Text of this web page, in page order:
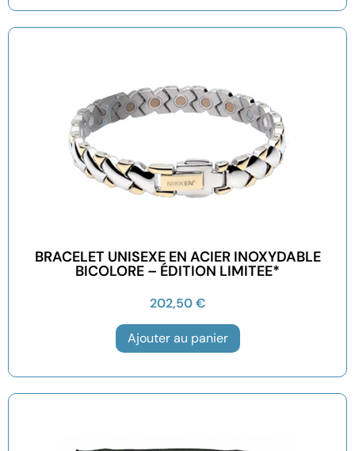
BRACELET UNISEXE EN ACIER INOXYDABLE
BICOLORE – ÉDITION LIMITEE*
202,50€
Ajouter au panier